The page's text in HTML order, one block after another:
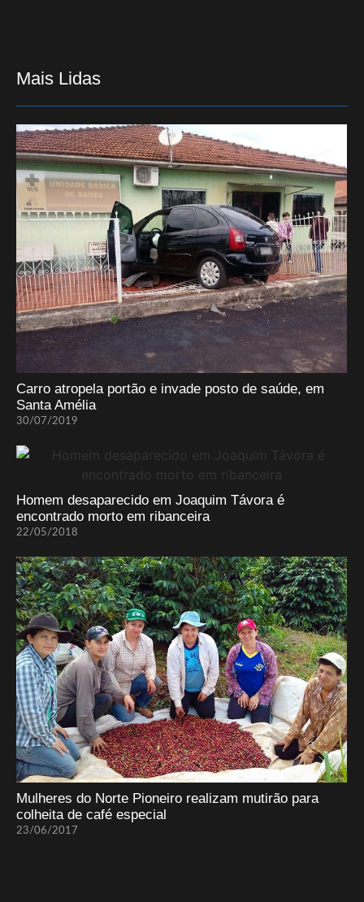
Mais Lidas
Carro atropela portão e invade posto de saúde, em
Santa Amélia
30/07/2019
Homem desaparecido em Joaquim Távora é
encontrado morto em ribanceira
22/05/2018
Mulheres do Norte Pioneiro realizam mutirão para
colheita de café especial
23/06/2017